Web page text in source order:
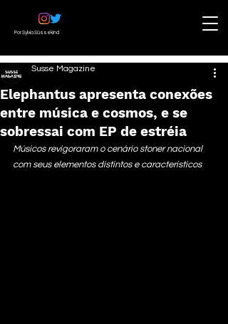
Por Sylvia Süssekind
Elephantus apresenta conexões
entre música e cosmos, e se
sobressai com EP de estréia
Susse Magazine
Músicos revigoraram o cenário stoner nacional
com seus elementos distintos e característicos